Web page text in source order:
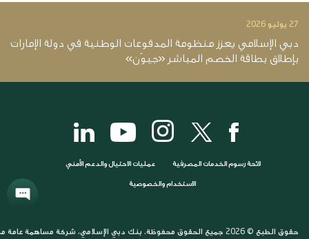
27 يوليو 2026
دبي الإسلامي يعزز منظومة المدفوعات الوطنية في دولة الإمارات
بإطلاق بطاقة الخصم المباشر «جيوَن»
لائحة رسوم الخدمات المصرفية عمليات الاحتيال والدعم الأمني
الاستخدام والخصوصية
حقوق الطبع © 2026 جميع الحقوق محفوظة. بنك دبي الإسلامي، شركة مساهمة عامة مرخصة وخاضعة لرقابة مصرف الإمارات العربية المتحدة المركزي. بنك دبي الإسلامي (ش.م.ع)، شارع آل مكتوم، ديرة، ص.ب. 1080، دبي، الإمارات العربية المتحدة